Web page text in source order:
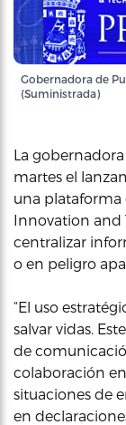
Gobernadora de
(Suministrada)
La
martes el
una plataforma
Innovation and
centralizar
o en peligro
“El uso
salvar vidas.
de
colaboración
situaciones de
en